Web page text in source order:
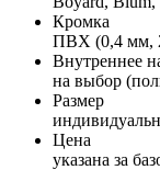
Кромка
ПВХ (0,4 мм,
Внутреннее
на выбор
Размер
Цена
указана за